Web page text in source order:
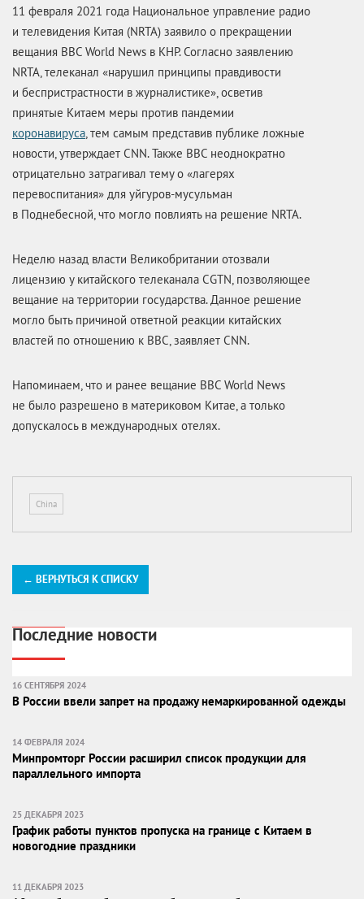
11 февраля 2021 года Национальное управление радио
и телевидения Китая (NRTA) заявило о прекращении
вещания BBC World News в КНР. Согласно заявлению
NRTA, телеканал «нарушил принципы правдивости
и беспристрастности в журналистике», осветив
принятые Китаем меры против пандемии
коронавируса, тем самым представив публике ложные
новости, утверждает CNN. Также BBC неоднократно
отрицательно затрагивал тему о «лагерях
перевоспитания» для уйгуров-мусульман
в Поднебесной, что могло повлиять на решение NRTA.
Неделю назад власти Великобритании отозвали
лицензию у китайского телеканала CGTN, позволяющее
вещание на территории государства. Данное решение
могло быть причиной ответной реакции китайских
властей по отношению к BBC, заявляет CNN.
Напоминаем, что и ранее вещание BBC World News
не было разрешено в материковом Китае, а только
допускалось в международных отелях.
China
← ВЕРНУТЬСЯ К СПИСКУ
Последние новости
16 СЕНТЯБРЯ 2024
В России ввели запрет на продажу немаркированной одежды
14 ФЕВРАЛЯ 2024
Минпромторг России расширил список продукции для
параллельного импорта
25 ДЕКАБРЯ 2023
График работы пунктов пропуска на границе с Китаем в
новогодние праздники
11 ДЕКАБРЯ 2023